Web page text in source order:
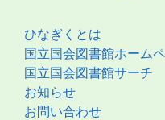
ひなぎくとは
国立国会図書館ホーム
国立国会図書館サーチ
お知らせ
お問い合わせ